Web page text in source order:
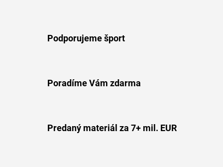
Podporujeme šport
Poradíme Vám zdarma
Predaný materiál za 7+ mil. EUR